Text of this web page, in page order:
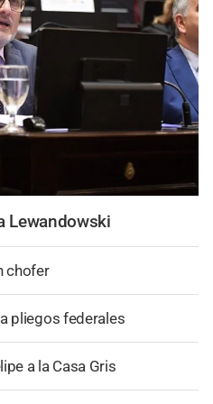
Lewandowski
chofer
pliegos federales
a la Casa Gris